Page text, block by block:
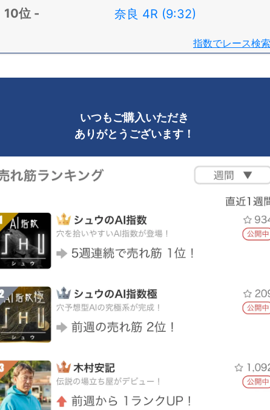
奈良 4R (9:32)
指数でレース検索
いつもご購入いただき
ありがとうございます！